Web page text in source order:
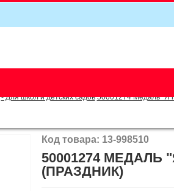
- Для школ и детских садов 50001274 Медаль "Я
Код товара: 13-998510
50001274
(ПРАЗДНИК)